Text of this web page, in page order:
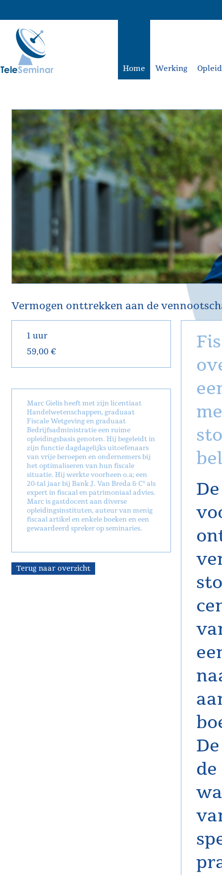
Home Werking
Vermogen onttrekken aan de
1 uur
59,00 €
Marc Gielis heeft met zijn licentiaat
Handelwetenschappen, graduaat
Fiscale Wetgeving en graduaat
Bedrijfsadministratie een ruime
opleidingsbasis genoten. Hij begeleidt in
zijn functie dagdagelijks uitoefenaars
van vrije beroepen en ondernemers bij
het optimaliseren van hun fiscale
situatie. Hij werkte voorheen o.a; een
20-tal jaar bij Bank J. Van Breda & C° als
expert in fiscaal en patrimoniaal advies.
Marc is gastdocent aan diverse
opleidingsinstituten, auteur van menig
fiscaal artikel en enkele boeken en een
gewaardeerd spreker op seminaries.
Terug naar overzicht